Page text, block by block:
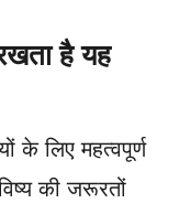
है यह
के लिए महत्वपूर्ण
की जरूरतों